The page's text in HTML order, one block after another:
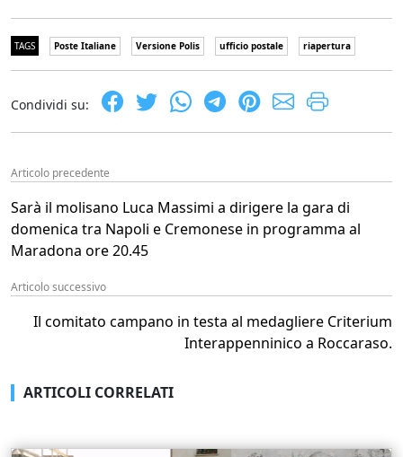
TAGS Poste Italiane Versione Polis ufficio postale riapertura
Condividi su:
Articolo precedente
Sarà il molisano Luca Massimi a dirigere la gara di
domenica tra Napoli e Cremonese in programma al
Maradona ore 20.45
Articolo successivo
Il comitato campano in testa al medagliere Criterium
Interappenninico a Roccaraso.
ARTICOLI CORRELATI